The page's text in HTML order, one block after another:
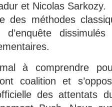
et Nicolas Sarkozy.
des méthodes
d’enquête
à comprendre
coalition et
des attentats